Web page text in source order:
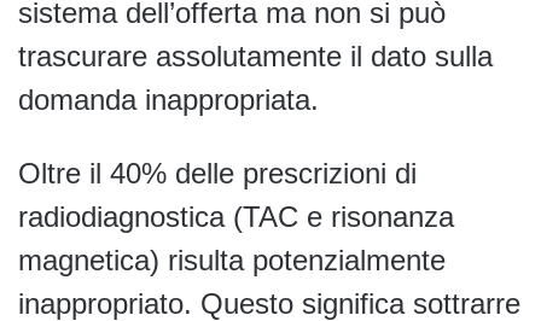
sistema dell’offerta ma non si può
trascurare assolutamente il dato sulla
domanda inappropriata.
Oltre il 40% delle prescrizioni di
radiodiagnostica (TAC e risonanza
magnetica) risulta potenzialmente
inappropriato. Questo significa sottrarre